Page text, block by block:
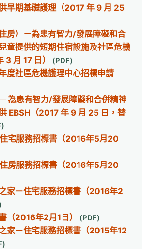
早期基礎護理（2017 年 9 月 25
房）－為患有智力/發展障礙和合
童提供的短期住宿設施及社區危機
月 17 日）
度社區危機護理中心招標申請
為患有智力/發展障礙和合併精神
EBSH（2017 年 9 月 25 日，替
宅服務招標書（2016年5月20
房服務招標書（2016年5月20
家－住宅服務招標書（2016年2
（2016年2月1日）
家－住宅服務招標書（2015年12